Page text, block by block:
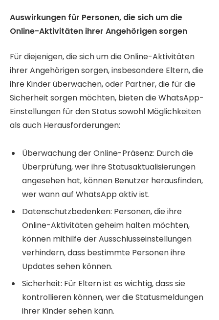
Auswirkungen für Personen, die sich um die
Online-Aktivitäten ihrer Angehörigen sorgen
Für diejenigen, die sich um die Online-Aktivitäten
ihrer Angehörigen sorgen, insbesondere Eltern, die
ihre Kinder überwachen, oder Partner, die für die
Sicherheit sorgen möchten, bieten die WhatsApp-
Einstellungen für den Status sowohl Möglichkeiten
als auch Herausforderungen:
Überwachung der Online-Präsenz: Durch die
Überprüfung, wer ihre Statusaktualisierungen
angesehen hat, können Benutzer herausfinden,
wer wann auf WhatsApp aktiv ist.
Datenschutzbedenken: Personen, die ihre
Online-Aktivitäten geheim halten möchten,
können mithilfe der Ausschlusseinstellungen
verhindern, dass bestimmte Personen ihre
Updates sehen können.
Sicherheit: Für Eltern ist es wichtig, dass sie
kontrollieren können, wer die Statusmeldungen
ihrer Kinder sehen kann.